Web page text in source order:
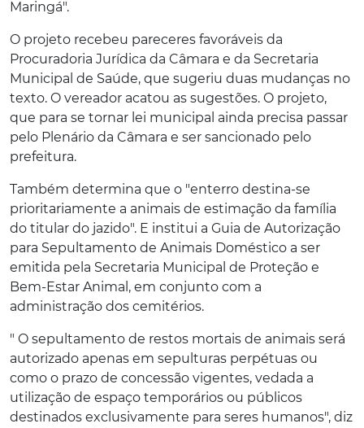
Maringá".
O projeto recebeu pareceres favoráveis da
Procuradoria Jurídica da Câmara e da Secretaria
Municipal de Saúde, que sugeriu duas mudanças no
texto. O vereador acatou as sugestões. O projeto,
que para se tornar lei municipal ainda precisa passar
pelo Plenário da Câmara e ser sancionado pelo
prefeitura.
Também determina que o "enterro destina-se
prioritariamente a animais de estimação da família
do titular do jazido". E institui a Guia de Autorização
para Sepultamento de Animais Doméstico a ser
emitida pela Secretaria Municipal de Proteção e
Bem-Estar Animal, em conjunto com a
administração dos cemitérios.
" O sepultamento de restos mortais de animais será
autorizado apenas em sepulturas perpétuas ou
como o prazo de concessão vigentes, vedada a
utilização de espaço temporários ou públicos
destinados exclusivamente para seres humanos", diz